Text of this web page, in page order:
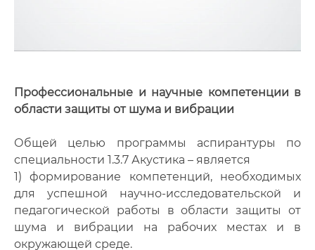
Профессиональные и научные компетенции в
области защиты от шума и вибрации
Общей целью программы аспирантуры по
специальности 1.3.7 Акустика – является
1) формирование компетенций, необходимых
для успешной научно-исследовательской и
педагогической работы в области защиты от
шума и вибрации на рабочих местах и в
окружающей среде.